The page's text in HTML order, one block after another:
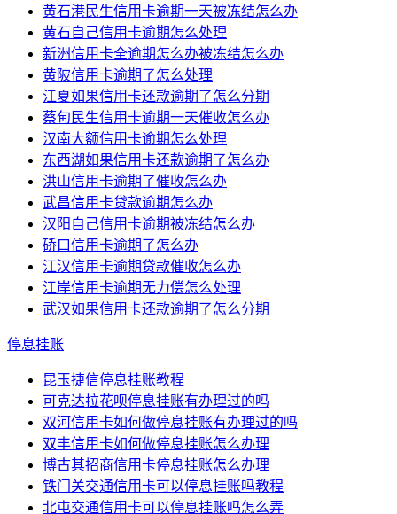
黄石港民生信用卡逾期一天被冻结怎么办
黄石自己信用卡逾期怎么处理
新洲信用卡全逾期怎么办被冻结怎么办
黄陂信用卡逾期了怎么处理
江夏如果信用卡还款逾期了怎么分期
蔡甸民生信用卡逾期一天催收怎么办
汉南大额信用卡逾期怎么处理
东西湖如果信用卡还款逾期了怎么办
洪山信用卡逾期了催收怎么办
武昌信用卡贷款逾期怎么办
汉阳自己信用卡逾期被冻结怎么办
硚口信用卡逾期了怎么办
江汉信用卡逾期贷款催收怎么办
江岸信用卡逾期无力偿怎么处理
武汉如果信用卡还款逾期了怎么分期
停息挂账
昆玉捷信停息挂账教程
可克达拉花呗停息挂账有办理过的吗
双河信用卡如何做停息挂账有办理过的吗
双丰信用卡如何做停息挂账怎么办理
博古其招商信用卡停息挂账怎么办理
铁门关交通信用卡可以停息挂账吗教程
北屯交通信用卡可以停息挂账吗怎么弄